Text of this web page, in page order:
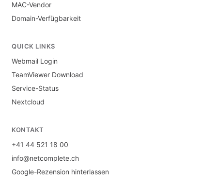
MAC-Vendor
Domain-Verfügbarkeit
QUICK LINKS
Webmail Login
TeamViewer Download
Service-Status
Nextcloud
KONTAKT
+41 44 521 18 00
info@netcomplete.ch
Google-Rezension hinterlassen